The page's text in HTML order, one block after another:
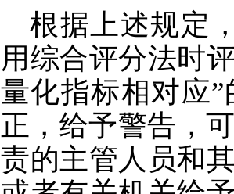
根据上述规定
用综合评分法时
量化指标相对应
正，给予警告，
责的主管人员和